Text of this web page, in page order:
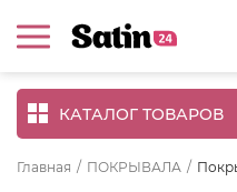
КАТАЛОГ ТОВАРОВ
Главная / ПОКРЫВАЛА /